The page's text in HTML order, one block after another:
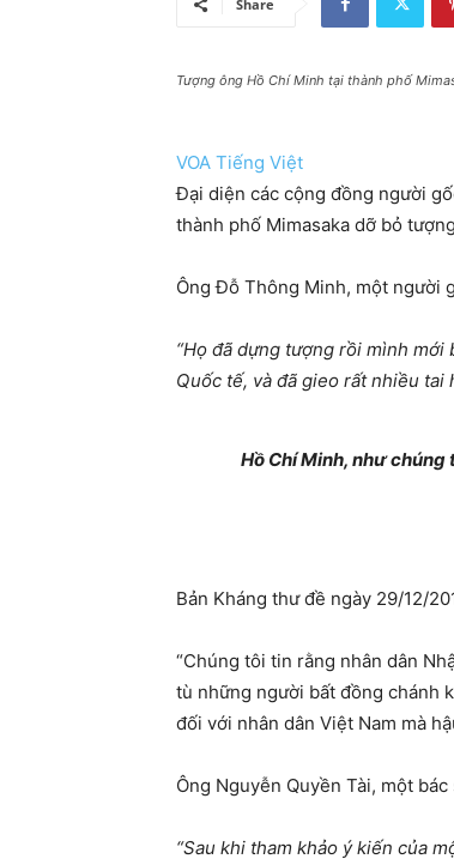
Share
Tượng ông Hồ Chí Minh tại thành phố
VOA Tiếng Việt
Đại diện các cộng đồng người
thành phố Mimasaka dỡ bỏ
Ông Đỗ Thông Minh, một người
“Họ đã dựng tượng rồi mình
Quốc tế, và đã gieo rất nhiều tai
Hồ Chí Minh, như
Bản Kháng thư đề ngày 29/12/
“Chúng tôi tin rằng nhân dân
tù những người bất đồng chánh
đối với nhân dân Việt Nam mà
Ông Nguyễn Quyền Tài, một
“Sau khi tham khảo ý kiến của